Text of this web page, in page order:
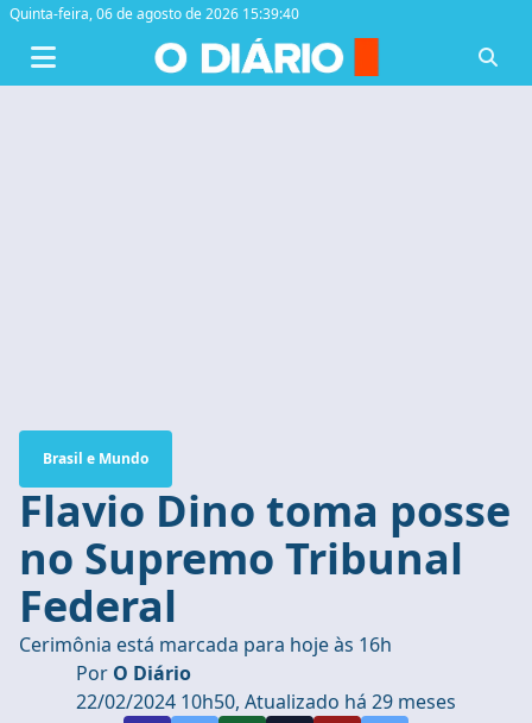
Quinta-feira,06 de agosto de 2026 15:39:40
Brasil e Mundo
Flavio Dino toma posse
no Supremo Tribunal
Federal
Cerimônia está marcada para hoje às 16h
Por O Diário
22/02/2024 10h50, Atualizado há 29 meses